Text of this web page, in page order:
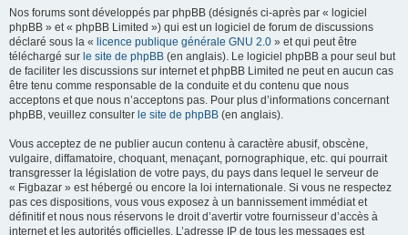
Nos forums sont développés par phpBB (désignés ci-après par « logiciel
phpBB » et « phpBB Limited ») qui est un logiciel de forum de discussions
déclaré sous la « licence publique générale GNU 2.0 » et qui peut être
téléchargé sur le site de phpBB (en anglais). Le logiciel phpBB a pour seul but
de faciliter les discussions sur internet et phpBB Limited ne peut en aucun cas
être tenu comme responsable de la conduite et du contenu que nous
acceptons et que nous n’acceptons pas. Pour plus d’informations concernant
phpBB, veuillez consulter le site de phpBB (en anglais).
Vous acceptez de ne publier aucun contenu à caractère abusif, obscène,
vulgaire, diffamatoire, choquant, menaçant, pornographique, etc. qui pourrait
transgresser la législation de votre pays, du pays dans lequel le serveur de
« Figbazar » est hébergé ou encore la loi internationale. Si vous ne respectez
pas ces dispositions, vous vous exposez à un bannissement immédiat et
définitif et nous nous réservons le droit d’avertir votre fournisseur d’accès à
internet et les autorités officielles. L’adresse IP de tous les messages est